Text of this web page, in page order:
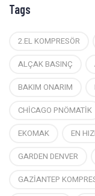
Tags
2.EL KOMPRESÖR
ALÇAK BASINÇ
BAKIM ONARIM
CHİCAGO PNÖMATİK
EKOMAK
EN
GARDEN DENVER
GAZİANTEP